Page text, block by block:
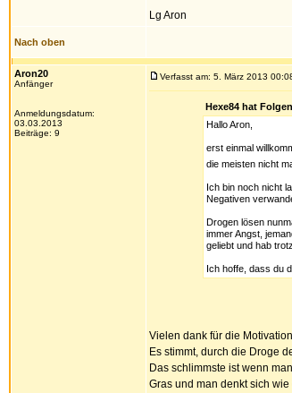
Lg Aron
Nach oben
Aron20
Anfänger
Anmeldungsdatum:
03.03.2013
Beiträge: 9
Verfasst am: 5. März 2013
Hexe84 hat
Hallo Aron,
erst einmal
die meisten nicht
Ich bin noch nicht
Negativen
Drogen lösen
immer Angst,
geliebt und hab
Ich hoffe, dass du
Vielen dank für die
Es stimmt, durch die Droge
Das schlimmste ist wenn
Gras und man denkt sich